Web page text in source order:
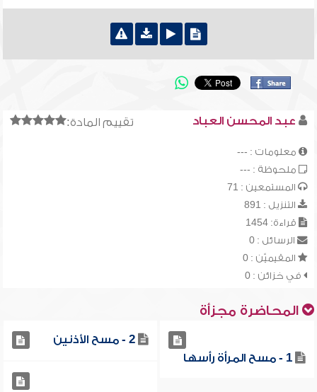
تقييم المادة: عبد المحسن العباد
معلومات : ---
ملحوظة : ---
المستمعين : 71
التنزيل : 891
قراءة: 1454
الرسائل : 0
المقيميّن : 0
في خزائن : 0
المحاضرة مجزأة
1 - مسح المرأة رأسها
2 - مسح الأذنين